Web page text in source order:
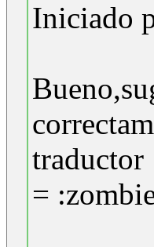
Iniciado
traductor
=